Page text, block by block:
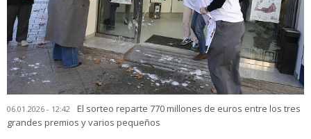
06.01.2026 - 12:42
El sorteo reparte 770 millones de euros entre los tres
grandes premios y varios pequeños